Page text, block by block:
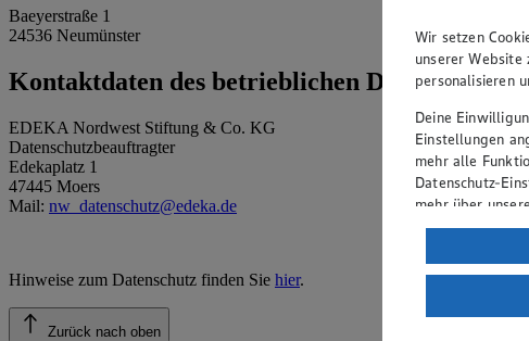
Baeyerstraße 1
24536 Neumünster
Kontaktdaten des betrieblichen
EDEKA Nordwest Stiftung & Co. KG
Datenschutzbeauftragter
Edekaplatz 1
47445 Moers
Mail: nw_datenschutz@edeka.de
Hinweise zum Datenschutz finden Sie hier.
Zurück nach oben
Wir setzen
unserer
personalisieren
Deine
Einstellungen
mehr alle
Datenschutz-
mehr über
Verarbeitung
Wenn du auf
ein, dass deine
einem nach